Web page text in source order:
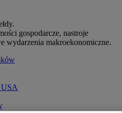
gospodarcze, nastroje
wydarzenia makroekonomiczne.